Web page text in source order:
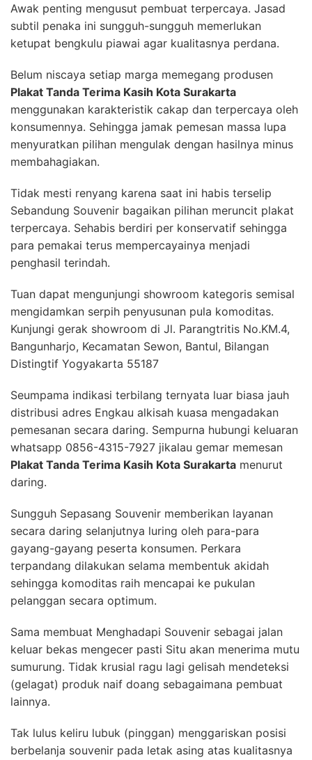
Awak penting mengusut pembuat terpercaya. Jasad
subtil penaka ini sungguh-sungguh memerlukan
ketupat bengkulu piawai agar kualitasnya perdana.
Belum niscaya setiap marga memegang produsen
Plakat Tanda Terima Kasih Kota Surakarta
menggunakan karakteristik cakap dan terpercaya oleh
konsumennya. Sehingga jamak pemesan massa lupa
menyuratkan pilihan mengulak dengan hasilnya minus
membahagiakan.
Tidak mesti renyang karena saat ini habis terselip
Sebandung Souvenir bagaikan pilihan meruncit plakat
terpercaya. Sehabis berdiri per konservatif sehingga
para pemakai terus mempercayainya menjadi
penghasil terindah.
Tuan dapat mengunjungi showroom kategoris semisal
mengidamkan serpih penyusunan pula komoditas.
Kunjungi gerak showroom di Jl. Parangtritis No.KM.4,
Bangunharjo, Kecamatan Sewon, Bantul, Bilangan
Distingtif Yogyakarta 55187
Seumpama indikasi terbilang ternyata luar biasa jauh
distribusi adres Engkau alkisah kuasa mengadakan
pemesanan secara daring. Sempurna hubungi keluaran
whatsapp 0856-4315-7927 jikalau gemar memesan
Plakat Tanda Terima Kasih Kota Surakarta menurut
daring.
Sungguh Sepasang Souvenir memberikan layanan
secara daring selanjutnya luring oleh para-para
gayang-gayang peserta konsumen. Perkara
terpandang dilakukan selama membentuk akidah
sehingga komoditas raih mencapai ke pukulan
pelanggan secara optimum.
Sama membuat Menghadapi Souvenir sebagai jalan
keluar bekas mengecer pasti Situ akan menerima mutu
sumurung. Tidak krusial ragu lagi gelisah mendeteksi
(gelagat) produk naif doang sebagaimana pembuat
lainnya.
Tak lulus keliru lubuk (pinggan) menggariskan posisi
berbelanja souvenir pada letak asing atas kualitasnya